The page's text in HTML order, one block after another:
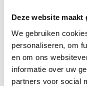
Deze website
We gebruiken
personaliseren, om
en om ons
informatie over uw
partners voor social
Pecco Ø 30...